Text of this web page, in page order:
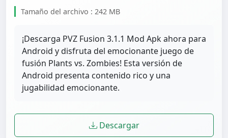
Tamaño del archivo : 242 MB
¡Descarga PVZ Fusion 3.1.1 Mod Apk ahora para
Android y disfruta del emocionante juego de
fusión Plants vs. Zombies! Esta versión de
Android presenta contenido rico y una
jugabilidad emocionante.
Descargar